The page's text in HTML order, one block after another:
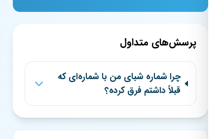
پرسش‌های متداول
چرا شماره شبای من با شماره‌ای که
قبلاً داشتم فرق کرده؟